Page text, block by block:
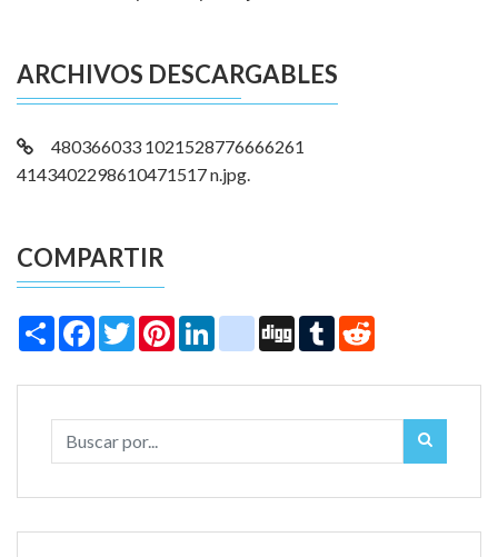
ARCHIVOS DESCARGABLES
480366033 1021528776666261
4143402298610471517 n.jpg.
COMPARTIR
Share Facebook
TwitterPinterestLinkedIninstagram
Digg Tumblr